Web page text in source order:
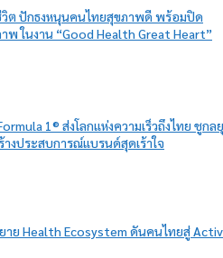
วิต ปักธงหนุนคนไทยสุขภาพดี พร้อมปิด
พ ในงาน “Good Health Great Heart”
1® ส่งโลกแห่งความเร็วถึงไทย ชูกล
งประสบการณ์แบรนด์สุดเร้าใจ
ย Health Ecosystem ดันคนไทยสู่